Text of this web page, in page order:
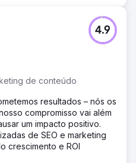
Psychiatry aumentou o
a visibilidade para
relacionadas à
as visualizações do
as ações dos pacientes
qualificadas de
a autoridade da
conteúdo focado em EEAT
Training - Melhoria,
e otimização contínua
de conteúdo
4.9
resultados – nós os
compromisso vai além
um impacto positivo.
de SEO e marketing
crescimento e ROI